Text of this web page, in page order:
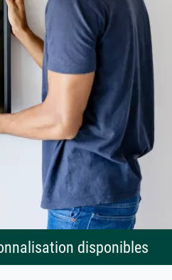
disponibles